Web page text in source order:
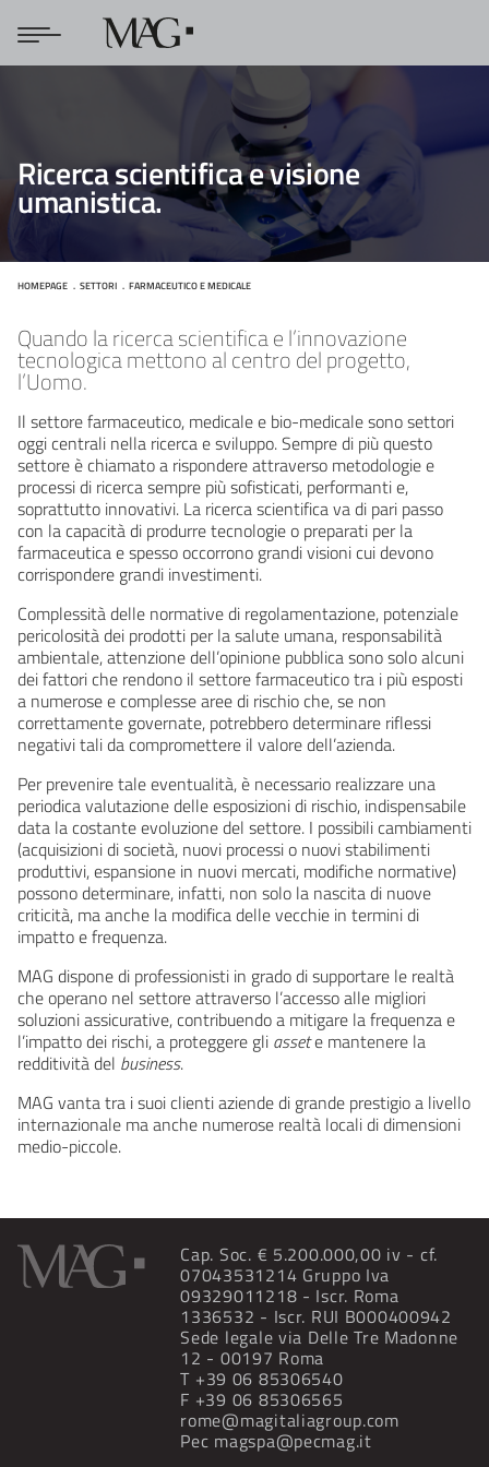
Ricerca scientifica e visione
umanistica.
HOMEPAGE SETTORI FARMACEUTICO E MEDICALE
Farmaceutico e Medicale
Quando la ricerca scientifica e l’innovazione
tecnologica mettono al centro del progetto,
l’Uomo.
Il settore farmaceutico, medicale e bio-medicale sono settori
oggi centrali nella ricerca e sviluppo. Sempre di più questo
settore è chiamato a rispondere attraverso metodologie e
processi di ricerca sempre più sofisticati, performanti e,
soprattutto innovativi. La ricerca scientifica va di pari passo
con la capacità di produrre tecnologie o preparati per la
farmaceutica e spesso occorrono grandi visioni cui devono
corrispondere grandi investimenti.
Complessità delle normative di regolamentazione, potenziale
pericolosità dei prodotti per la salute umana, responsabilità
ambientale, attenzione dell’opinione pubblica sono solo alcuni
dei fattori che rendono il settore farmaceutico tra i più esposti
a numerose e complesse aree di rischio che, se non
correttamente governate, potrebbero determinare riflessi
negativi tali da compromettere il valore dell’azienda.
Per prevenire tale eventualità, è necessario realizzare una
periodica valutazione delle esposizioni di rischio, indispensabile
data la costante evoluzione del settore. I possibili cambiamenti
(acquisizioni di società, nuovi processi o nuovi stabilimenti
produttivi, espansione in nuovi mercati, modifiche normative)
possono determinare, infatti, non solo la nascita di nuove
criticità, ma anche la modifica delle vecchie in termini di
impatto e frequenza.
MAG dispone di professionisti in grado di supportare le realtà
che operano nel settore attraverso l’accesso alle migliori
soluzioni assicurative, contribuendo a mitigare la frequenza e
l’impatto dei rischi, a proteggere gli assete mantenere la
redditività del business.
MAG vanta tra i suoi clienti aziende di grande prestigio a livello
internazionale ma anche numerose realtà locali di dimensioni
medio-piccole.
Cap. Soc. € 5.200.000,00 iv - cf.
07043531214 Gruppo Iva
09329011218 - Iscr. Roma
1336532 - Iscr. RUI B000400942
Sede legale via Delle Tre Madonne
12 - 00197 Roma
T +39 06 85306540
F +39 06 85306565
rome@magitaliagroup.com
Pec magspa@pecmag.it